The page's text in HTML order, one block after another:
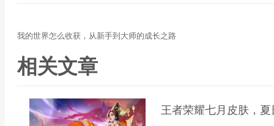
我的世界怎么收获，从新手到大师的成长之路
相关文章
王者荣耀七月皮肤，